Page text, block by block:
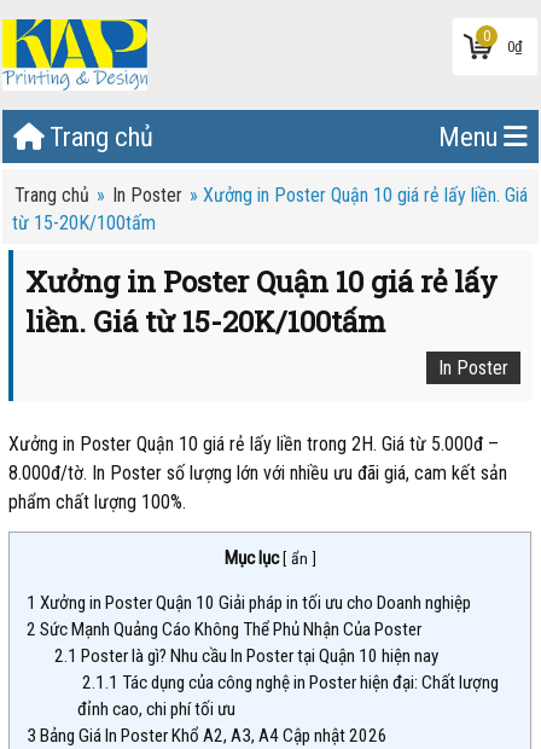
0
0₫
Trang chủ Menu
Trang chủ » In Poster »Xưởng in Poster Quận 10 giá rẻ lấy liền. Giá
từ 15-20K/100tấm
Xưởng in Poster Quận 10 giá rẻ lấy
liền. Giá từ 15-20K/100tấm
In Poster
Xưởng in Poster Quận 10 giá rẻ lấy liền trong 2H. Giá từ 5.000đ –
8.000đ/tờ. In Poster số lượng lớn với nhiều ưu đãi giá, cam kết sản
phẩm chất lượng 100%.
Mục lục [ ẩn ]
1 Xưởng in Poster Quận 10 Giải pháp in tối ưu cho Doanh nghiệp
2 Sức Mạnh Quảng Cáo Không Thể Phủ Nhận Của Poster
2.1 Poster là gì? Nhu cầu In Poster tại Quận 10 hiện nay
2.1.1 Tác dụng của công nghệ in Poster hiện đại: Chất lượng
đỉnh cao, chi phí tối ưu
3 Bảng Giá In Poster Khổ A2, A3, A4 Cập nhật 2026